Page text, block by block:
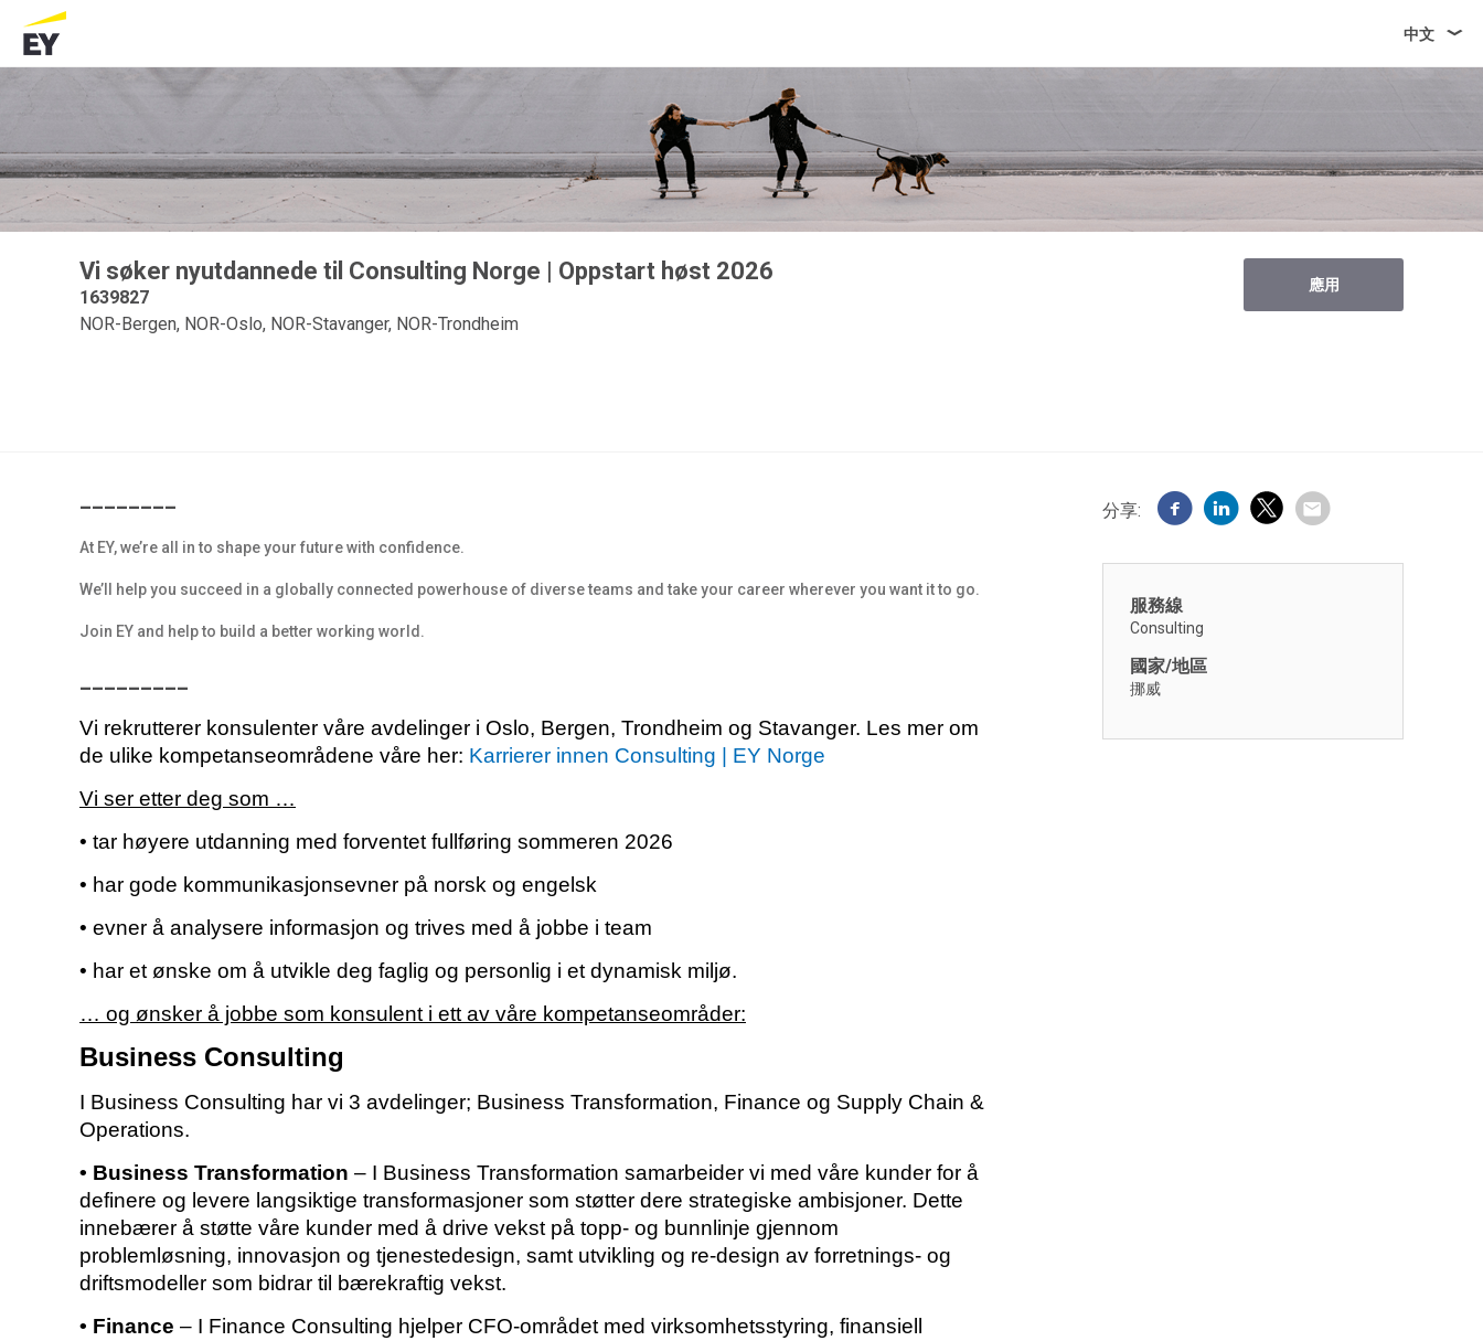
中文
Vi søker nyutdannede til Consulting Norge | Oppstart høst 2026
1639827
NOR-Bergen, NOR-Oslo, NOR-Stavanger, NOR-Trondheim
應用
________
At EY, we’re all in to shape your future with confidence.
We’ll help you succeed in a globally connected powerhouse of diverse teams and take your career wherever you want it to go.
Join EY and help to build a better working world.
_________
Vi rekrutterer konsulenter våre avdelinger i Oslo, Bergen, Trondheim og Stavanger. Les mer om
de ulike kompetanseområdene våre her: Karrierer innen Consulting | EY Norge
Vi ser etter deg som …
• tar høyere utdanning med forventet fullføring sommeren 2026
• har gode kommunikasjonsevner på norsk og engelsk
• evner å analysere informasjon og trives med å jobbe i team
• har et ønske om å utvikle deg faglig og personlig i et dynamisk miljø.
… og ønsker å jobbe som konsulent i ett av våre kompetanseområder:
Business Consulting
I Business Consulting har vi 3 avdelinger; Business Transformation, Finance og Supply Chain &
Operations.
• Business Transformation – I Business Transformation samarbeider vi med våre kunder for å
definere og levere langsiktige transformasjoner som støtter dere strategiske ambisjoner. Dette
innebærer å støtte våre kunder med å drive vekst på topp- og bunnlinje gjennom
problemløsning, innovasjon og tjenestedesign, samt utvikling og re-design av forretnings- og
driftsmodeller som bidrar til bærekraftig vekst.
• Finance – I Finance Consulting hjelper CFO-området med virksomhetsstyring, finansiell
分享:
服務線
Consulting
國家/地區
挪威